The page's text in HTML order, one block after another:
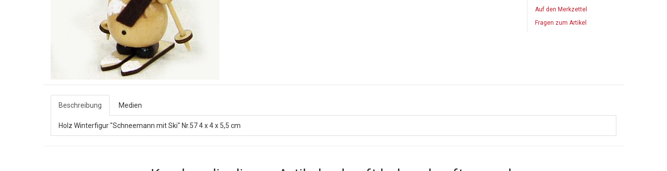
Auf den Merkzettel
Fragen zum Artikel
Beschreibung Medien
Holz Winterfigur "Schneemann mit Ski" Nr.57 4 x 4 x 5,5 cm